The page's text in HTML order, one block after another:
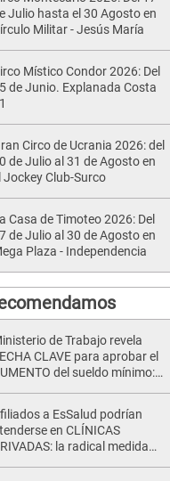
Julio hasta el 30 Agosto en
Militar - Jesús María
Místico Condor 2026: Del
de Junio. Explanada Costa
Circo de Ucrania 2026: del
de Julio al 31 de Agosto en
Jockey Club-Surco
Casa de Timoteo 2026: Del
de Julio al 30 de Agosto en
Plaza - Independencia
de Trabajo revela
CLAVE para aprobar el
del sueldo mínimo:
a EsSalud podrían
en CLÍNICAS
la radical medida